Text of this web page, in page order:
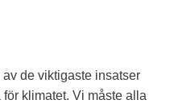
de viktigaste insatser
klimatet. Vi måste alla